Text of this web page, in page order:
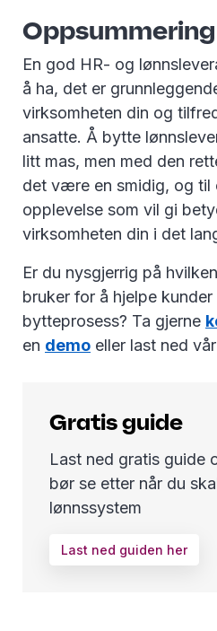
Oppsummering
En god HR- og
å ha, det er
virksomheten din og
ansatte. Å bytte
litt mas, men med den
det være en smidig, og til
opplevelse som vil gi
virksomheten din i det
Er du nysgjerrig på
bruker for å hjelpe
bytteprosess? Ta gjerne
en demo eller last ned
Gratis guide
Last ned gratis guide
bør se etter når du
lønnssystem
Last ned guiden her